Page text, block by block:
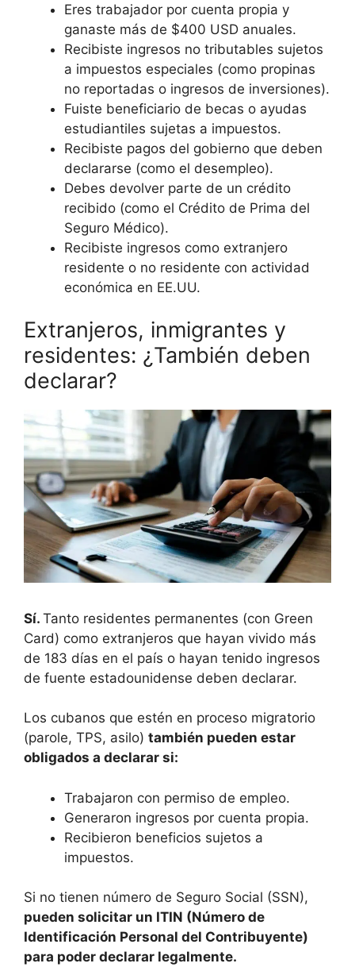
Eres trabajador por cuenta propia y
ganaste más de $400 USD anuales.
Recibiste ingresos no tributables sujetos
a impuestos especiales (como propinas
no reportadas o ingresos de inversiones).
Fuiste beneficiario de becas o ayudas
estudiantiles sujetas a impuestos.
Recibiste pagos del gobierno que deben
declararse (como el desempleo).
Debes devolver parte de un crédito
recibido (como el Crédito de Prima del
Seguro Médico).
Recibiste ingresos como extranjero
residente o no residente con actividad
económica en EE.UU.
Extranjeros, inmigrantes y
residentes: ¿También deben
declarar?
Sí. Tanto residentes permanentes (con Green
Card) como extranjeros que hayan vivido más
de 183 días en el país o hayan tenido ingresos
de fuente estadounidense deben declarar.
Los cubanos que estén en proceso migratorio
(parole, TPS, asilo) también pueden estar
obligados a declarar si:
Trabajaron con permiso de empleo.
Generaron ingresos por cuenta propia.
Recibieron beneficios sujetos a
impuestos.
Si no tienen número de Seguro Social (SSN),
pueden solicitar un ITIN (Número de
Identificación Personal del Contribuyente)
para poder declarar legalmente.